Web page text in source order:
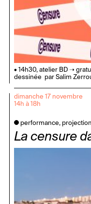
• 14h30, atelier BD ➝
dessinée par Salim
dimanche 17 novembre
14h à 18h
performance, projection
La censure